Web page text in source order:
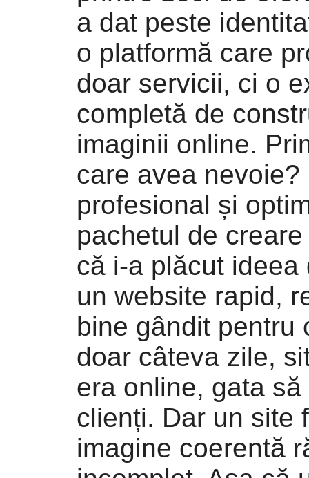
a dat peste
o platformă care
doar servicii, ci o
completă de
imaginii online.
care avea nevoie?
profesional și
pachetul de
că i-a plăcut ideea
un website rapid,
bine gândit pentru
doar câteva zile,
era online, gata să
clienți. Dar un site
imagine coerentă